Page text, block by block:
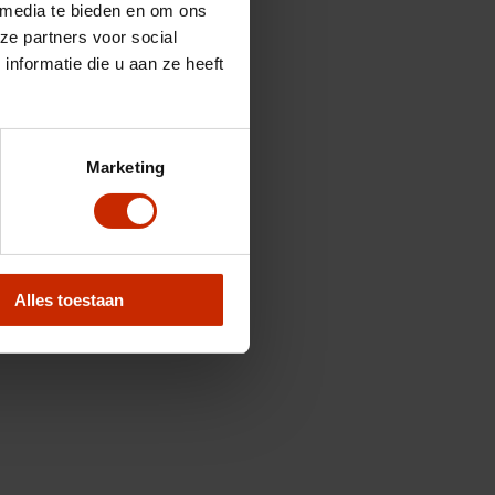
te bieden en om ons
partners voor social
die u aan ze heeft
Marketing
Alles toestaan